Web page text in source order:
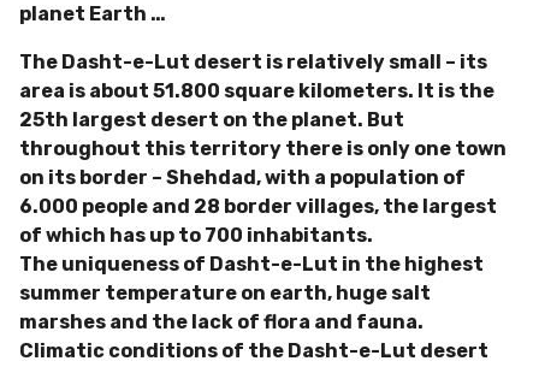
planet Earth …
The Dasht-e-Lut desert is relatively small – its
area is about 51.800 square kilometers. It is the
25th largest desert on the planet. But
throughout this territory there is only one town
on its border – Shehdad, with a population of
6.000 people and 28 border villages, the largest
of which has up to 700 inhabitants.
The uniqueness of Dasht-e-Lut in the highest
summer temperature on earth, huge salt
marshes and the lack of flora and fauna.
Climatic conditions of the Dasht-e-Lut desert